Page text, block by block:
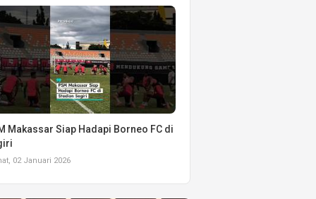
Makassar Siap Hadapi Borneo FC di
02 Januari 2026